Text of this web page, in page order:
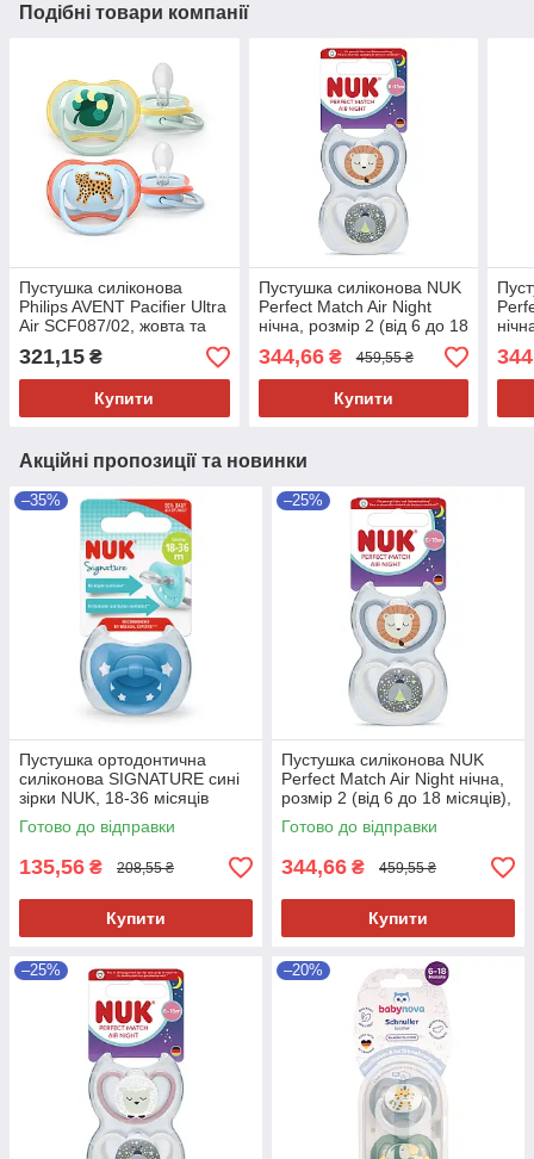
Подібні товари компанії
Пустушка силіконова
Philips AVENT Pacifier Ultra
Air SCF087/02, жовта та
червона, 0-6 місяців, 2 шт
321,15 ₴
Купити
Пустушка силіконова NUK
Perfect Match Air Night
нічна, розмір 2 (від 6 до 18
місяців), лев/зірки, 2 шт
344,66₴ 459,55 ₴
Купити
Акційні пропозиції та новинки
–35%
Пустушка ортодонтична
силіконова SIGNATURE сині
зірки NUK, 18-36 місяців
Готово до відправки
135,56 ₴ 208,55 ₴
Купити
–25%
Пустушка силіконова NUK
Perfect Match Air Night нічна,
розмір 2 (від 6 до 18 місяців),
лев/зірки, 2 шт
Готово до відправки
344,66 ₴ 459,55 ₴
Купити
–25% –20%